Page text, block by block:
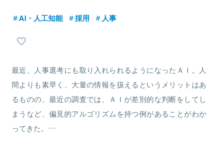
AI・人工知能 採用 人事
最近、人事選考にも取り入れられるようになったＡＩ。人
間よりも素早く、大量の情報を扱えるというメリットはあ
るものの、最近の調査では、ＡＩが差別的な判断をしてし
まうなど、偏見的アルゴリズムを持つ例があることがわか
ってきた。…